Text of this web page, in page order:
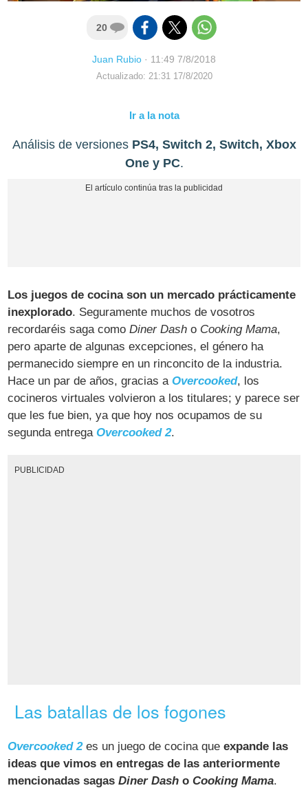
20
Juan Rubio · 11:49 7/8/2018
Actualizado: 21:31 17/8/2020
Ir a la nota
Análisis de versiones PS4, Switch 2, Switch, Xbox
One y PC.
Los juegos de cocina son un mercado prácticamente
inexplorado. Seguramente muchos de vosotros
recordaréis saga comoDiner Dash o Cooking Mama,
pero aparte de algunas excepciones, el género ha
permanecido siempre en un rinconcito de la industria.
Hace un par de años, gracias aOvercooked, los
cocineros virtuales volvieron a los titulares; y parece ser
que les fue bien, ya que hoy nos ocupamos de su
segunda entregaOvercooked 2.
PUBLICIDAD
Las batallas de los fogones
Overcooked 2es un juego de cocina queexpande las
ideas que vimos en entregas de las anteriormente
mencionadas sagasDiner Dash oCooking Mama.